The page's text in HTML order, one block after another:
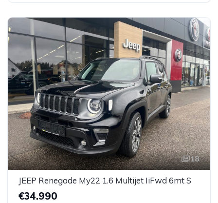
18
JEEP Renegade My22 1.6 Multijet IiFwd 6mt S
€34.990